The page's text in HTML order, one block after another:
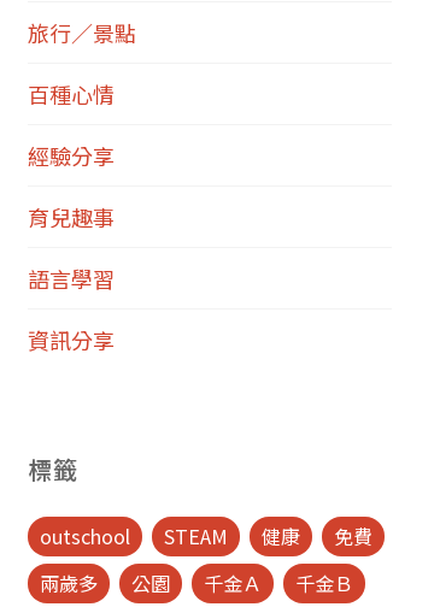
旅行／景點
百種心情
經驗分享
育兒趣事
語言學習
資訊分享
標籤
outschool STEAM 健康
免費
兩歲多
公園 千金Ａ
千金Ｂ